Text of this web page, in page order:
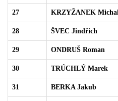
27 KRZYŽANEK Michal
28 ŠVEC Jindřich
29 ONDRUŠ Roman
30 TRÚCHLÝ Marek
31 BERKA Jakub